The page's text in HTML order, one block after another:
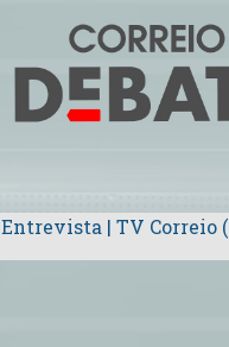
Entrevista | TV Correio